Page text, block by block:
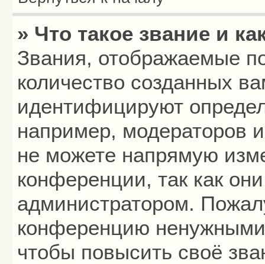
» Что такое звание и
Звания, отображаемые
количество созданных
идентифицируют
например, модераторов
не можете напрямую
конференции, так как
администратором.
конференцию
чтобы повысить своё